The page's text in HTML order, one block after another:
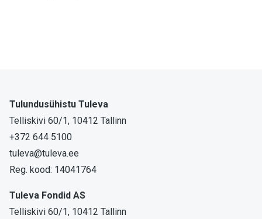
Tulundusühistu Tuleva
Telliskivi 60/1, 10412 Tallinn
+372 644 5100
tuleva@tuleva.ee
Reg. kood: 14041764
Tuleva Fondid AS
Telliskivi 60/1, 10412 Tallinn